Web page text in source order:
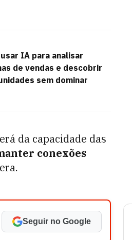
IA para analisar
de vendas e descobrir
sem dominar
da capacidade das
conexões
Seguir no Google